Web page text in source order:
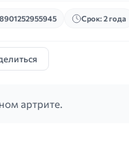
Срок: 2 года
артрите.